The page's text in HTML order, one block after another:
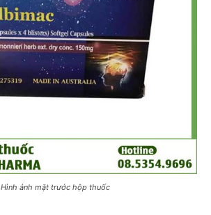
Hình ảnh mặt trước hộp thuốc